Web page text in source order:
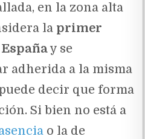
en la zona alta
la primer
y se
adherida a la misma
decir que forma
Si bien no está a
o la de